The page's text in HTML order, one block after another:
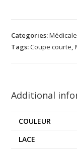
Categories:Médicale
Tags:Coupe courte,
Additional
COULEUR
LACE